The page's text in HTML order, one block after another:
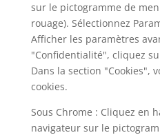
sur le pictogramme de
rouage). Sélectionnez
Afficher les paramètres
"Confidentialité", cliquez
Dans la section "Cookies",
cookies.
Sous Chrome : Cliquez en
navigateur sur le